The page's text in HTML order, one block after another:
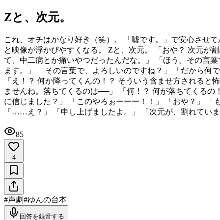
Zと、次元。
これ、オチはかなり好き（笑）。 「嘘です。」で安心させ
と映像が浮かびやすくなる。 Zと、次元。 「おや？ 次元
て、中二病とか痛いやつだったんだな。」 「ほう。その言
ます。」 「その言葉で、よろしいのですね？」 「だから何
「え！？ 何か降ってくんの！？ そういう含ませ方される
ませんね。落ちてくるのは──」 「何！？ 何が落ちてくる
に信じました？」 「このやろぉーーー！！」 「おや？」
「……え？」 「申し上げましたよ。」 「次元が、割れてい
85
4
#声劇#ゆんの台本
回答を録音する